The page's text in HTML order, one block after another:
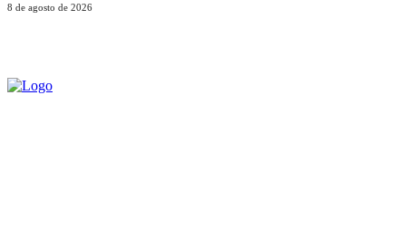
8 de agosto de 2026